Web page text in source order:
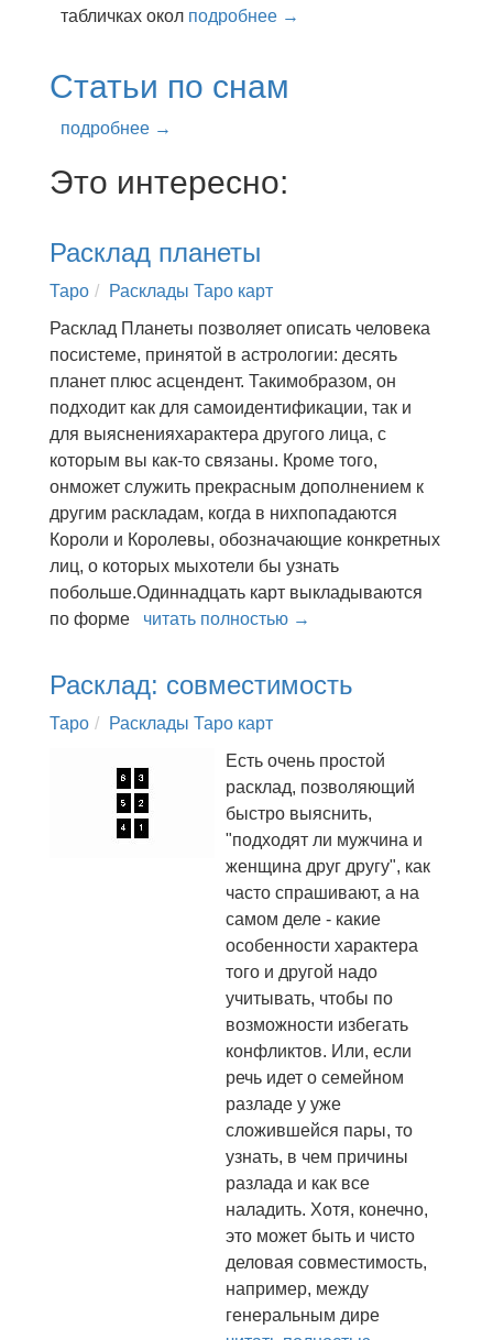
табличках окол подробнее →
Статьи по снам
подробнее →
Это интересно:
Расклад планеты
Таро
Расклады Таро карт
Расклад Планеты позволяет описать человека
посистеме, принятой в астрологии: десять
планет плюс асцендент. Такимобразом, он
подходит как для самоидентификации, так и
для выясненияхарактера другого лица, с
которым вы как-то связаны. Кроме того,
онможет служить прекрасным дополнением к
другим раскладам, когда в нихпопадаются
Короли и Королевы, обозначающие конкретных
лиц, о которых мыхотели бы узнать
побольше.Одиннадцать карт выкладываются
по форме читать полностью →
Расклад: совместимость
Таро
Расклады Таро карт
Есть очень простой
расклад, позволяющий
быстро выяснить,
"подходят ли мужчина и
женщина друг другу", как
часто спрашивают, а на
самом деле - какие
особенности характера
того и другой надо
учитывать, чтобы по
возможности избегать
конфликтов. Или, если
речь идет о семейном
разладе у уже
сложившейся пары, то
узнать, в чем причины
разлада и как все
наладить. Хотя, конечно,
это может быть и чисто
деловая совместимость,
например, между
генеральным дире